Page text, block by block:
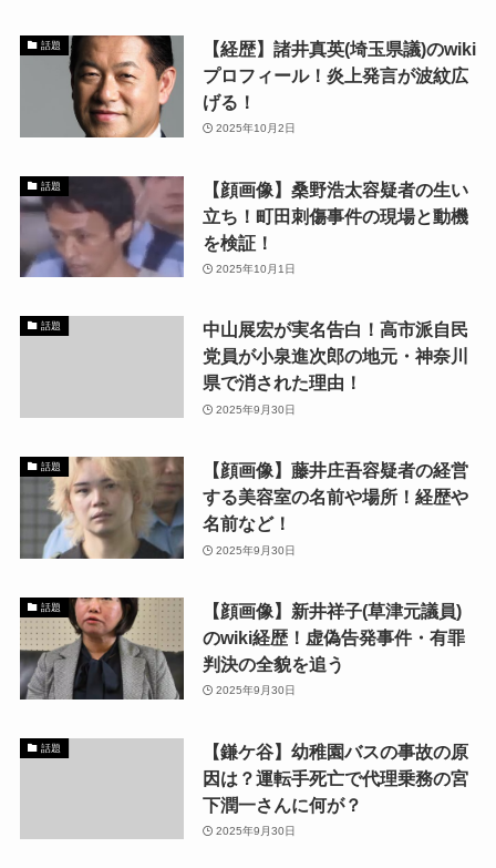
話題
【経歴】諸井真英(埼玉県議)のwiki
プロフィール！炎上発言が波紋広
げる！
2025年10月2日
話題
【顔画像】桑野浩太容疑者の生い
立ち！町田刺傷事件の現場と動機
を検証！
2025年10月1日
話題
中山展宏が実名告白！高市派自民
党員が小泉進次郎の地元・神奈川
県で消された理由！
2025年9月30日
話題
【顔画像】藤井庄吾容疑者の経営
する美容室の名前や場所！経歴や
名前など！
2025年9月30日
話題
【顔画像】新井祥子(草津元議員)
のwiki経歴！虚偽告発事件・有罪
判決の全貌を追う
2025年9月30日
話題
【鎌ケ谷】幼稚園バスの事故の原
因は？運転手死亡で代理乗務の宮
下潤一さんに何が？
2025年9月30日